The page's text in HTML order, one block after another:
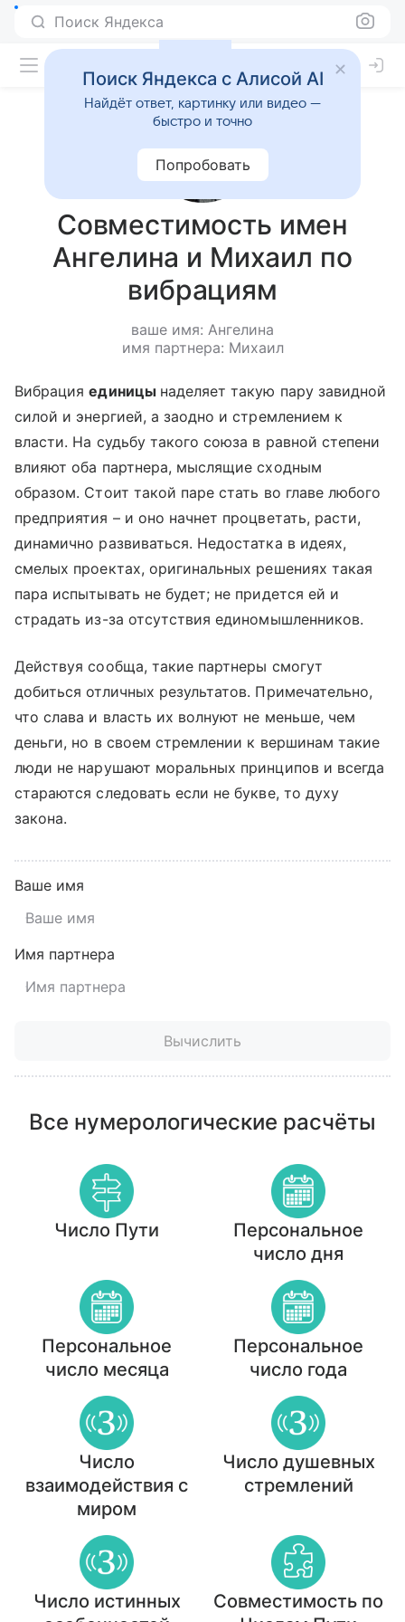
Поиск Яндекса
Совместимость имен
Ангелина и Михаил по
вибрациям
ваше имя: Ангелина
имя партнера: Михаил
Вибрацияединицы наделяет такую пару завидной
силой и энергией, а заодно и стремлением к
власти. На судьбу такого союза в равной степени
влияют оба партнера, мыслящие сходным
образом. Стоит такой паре стать во главе любого
предприятия – и оно начнет процветать, расти,
динамично развиваться. Недостатка в идеях,
смелых проектах, оригинальных решениях такая
пара испытывать не будет; не придется ей и
страдать из-за отсутствия единомышленников.
Действуя сообща, такие партнеры смогут
добиться отличных результатов. Примечательно,
что слава и власть их волнуют не меньше, чем
деньги, но в своем стремлении к вершинам такие
люди не нарушают моральных принципов и всегда
стараются следовать если не букве, то духу
закона.
Ваше имя
Имя партнера
Вычислить
Все нумерологические расчёты
Число Пути
Персональное
число дня
Персональное
число месяца
Персональное
число года
Число
взаимодействия с
миром
Число душевных
стремлений
Число истинных
Совместимость по
Поиск Яндекса с Алисой AI
Найдёт ответ, картинку или видео —
быстро и точно
Попробовать